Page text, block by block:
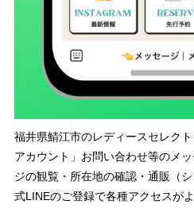
福井県鯖江市のレディースセレク
アカウント」お問い合わせ等のメ
ジの観覧・所在地の確認・通販（
式LINEのご登録で各種アクセスが